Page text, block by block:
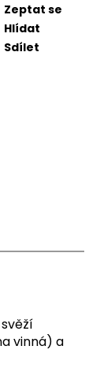
Zeptat se
Hlídat
Sdílet
vinná) a